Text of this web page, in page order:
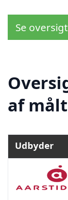
Se
af
Udbyder